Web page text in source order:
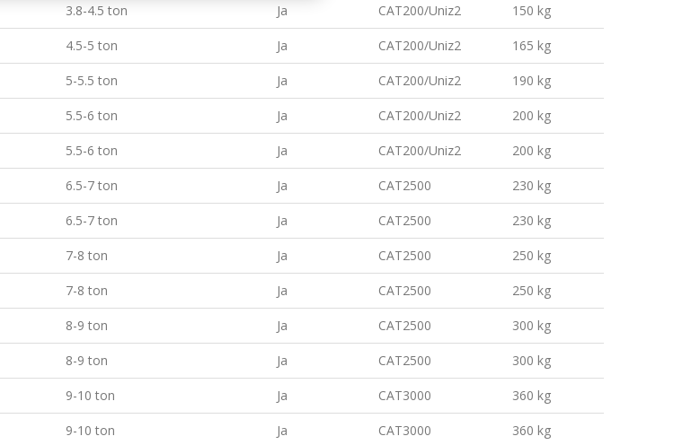
3.8-4.5 ton Ja CAT200/Uniz2 150 kg
4.5-5 ton Ja CAT200/Uniz2 165 kg
5-5.5 ton Ja CAT200/Uniz2 190 kg
5.5-6 ton Ja CAT200/Uniz2 200 kg
5.5-6 ton Ja CAT200/Uniz2 200 kg
6.5-7 ton Ja CAT2500 230 kg
6.5-7 ton Ja CAT2500 230 kg
7-8 ton Ja CAT2500 250 kg
7-8 ton Ja CAT2500 250 kg
8-9 ton Ja CAT2500 300 kg
8-9 ton Ja CAT2500 300 kg
9-10 ton Ja CAT3000 360 kg
9-10 ton Ja CAT3000 360 kg